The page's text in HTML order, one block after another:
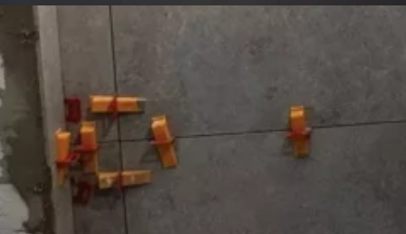
Petr Motloch
motloch@j3s.cz
+420 734 488 098